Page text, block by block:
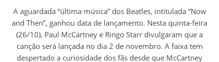
A aguardada “última música” dos Beatles, intitulada “Now
and Then”, ganhou data de lançamento. Nesta quinta-feira
(26/10), Paul McCartney e Ringo Starr divulgaram que a
canção será lançada no dia 2 de novembro. A faixa tem
despertado a curiosidade dos fãs desde que McCartney